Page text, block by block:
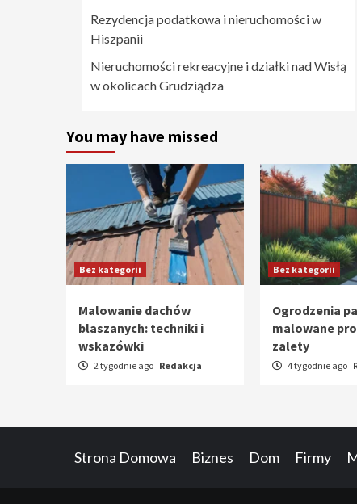
Rezydencja podatkowa i nieruchomości w
Hiszpanii
Nieruchomości rekreacyjne i działki nad Wisłą
w okolicach Grudziądza
You may have missed
Bez kategorii
Malowanie dachów
blaszanych: techniki i
wskazówki
2 tygodnie ago Redakcja
Bez kategorii
Ogrodzenia
malowane
zalety
4 tygodnie ago
Strona Domowa Biznes Dom Firmy